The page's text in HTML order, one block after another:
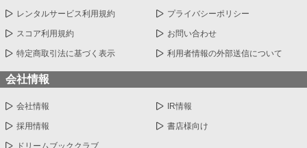
レンタルサービス利用規約 プライバシーポリシー
スコア利用規約 お問い合わせ
特定商取引法に基づく表示 利用者情報の外部送信について
会社情報
会社情報 IR情報
採用情報 書店様向け
ドリームブッククラブ